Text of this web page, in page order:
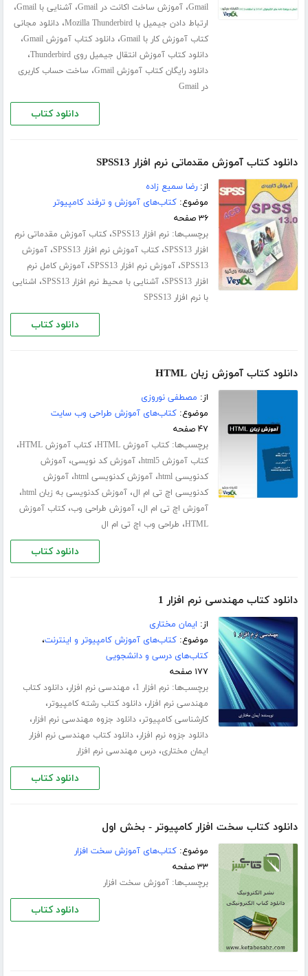
Gmail،آموزش ساخت اکانت در Gmail ،آشنایی با Gmail ،
ارتباط دادن جیمیل با Mozilla Thunderbird ،دانلود مجانی
کتاب آموزش کار با Gmail
،دانلود کتاب آموزش Gmail ،
دانلود کتاب آموزش انتقال جیمیل روی Thunderbird ،
دانلود رایگان کتاب آموزش Gmail ، ساخت حساب کاربری
در Gmail
دانلود کتاب
دانلود کتاب آموزش مقدماتی نرم افزار SPSS13
از:رضا سمیع زاده
موضوع:کتاب‌های آموزش و ترفند کامپیوتر
۳۶ صفحه
برچسب‌ها:نرم افزار SPSS13 ،کتاب آموزش مقدماتی نرم
افزار SPSS13
،کتاب آموزش نرم افزار SPSS13 ،آموزش
SPSS13،آموزش نرم افزار SPSS13 ،آموزش کامل نرم
افزار SPSS13
،آشنایی با محیط نرم افزار SPSS13 ، اشنایی
با نرم افزار SPSS13
دانلود کتاب
دانلود کتاب آموزش زبان HTML
از: مصطفی نوروزی
موضوع:کتاب‌های آموزش طراحی وب سایت
۴۷ صفحه
برچسب‌ها:کتاب آموزش HTML ،کتاب آموزش HTML ،
کتاب آموزش html5 ،آموزش کد نویسی،آموزش
کدنویسی html
،آموزش کدنویسی html ،آموزش
کدنویسی اچ تی ام ال،آموزش کدنویسی به زبان html ،
آموزش اچ تی ام ال،آموزش طراحی وب،کتاب آموزش
HTML، طراحی وب اچ تی ام ال
دانلود کتاب
دانلود کتاب مهندسی نرم افزار 1
از: ایمان مختاری
موضوع:کتاب‌های آموزش کامپیوتر و اینترنت،
کتاب‌های درسی و دانشجویی
۱۷۷ صفحه
برچسب‌ها:نرم افزار 1 ، مهندسی نرم افزار،دانلود کتاب
مهندسی نرم افزار،دانلود کتاب رشته کامپیوتر،
کارشناسی کامپیوتر،دانلود جزوه مهندسی نرم افزار،
دانلود جزوه نرم افزار،دانلود کتاب مهندسی نرم افزار
ایمان مختاری،درس مهندسی نرم افزار
دانلود کتاب
دانلود کتاب سخت افزار کامپیوتر - بخش اول
موضوع:کتاب‌های آموزش سخت افزار
۳۳ صفحه
برچسب‌ها:آموزش سخت افزار
دانلود کتاب